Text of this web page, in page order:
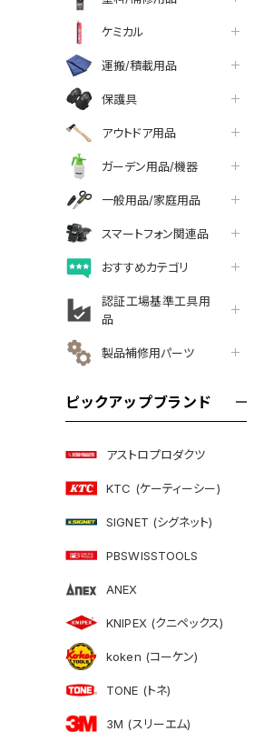
ケミカル
運搬/積載用品
保護具
アウトドア用品
ガーデン用品/機器
一般用品/家庭用品
スマートフォン関連品
おすすめカテゴリ
認証工場基準工具用
品
製品補修用パーツ
ピックアップブランド
アストロプロダクツ
KTC (ケーティーシー)
SIGNET (シグネット)
PBSWISSTOOLS
ANEX
KNIPEX (クニペックス)
koken (コーケン)
TONE (トネ)
3M (スリーエム)